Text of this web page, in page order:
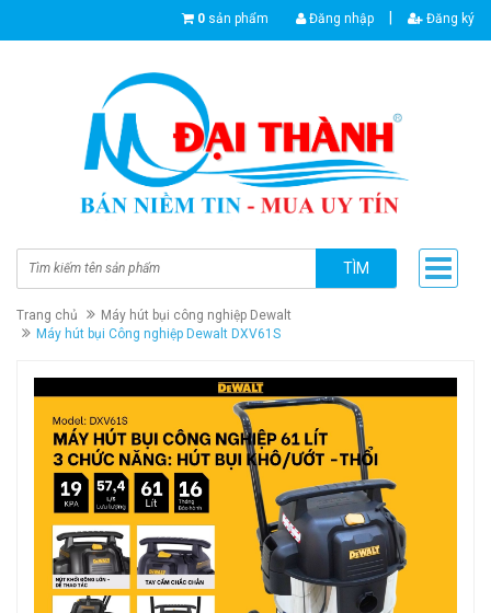
0 sản phẩm Đăng nhập Đăng ký
TÌM
Trang chủ
Máy hút bụi công nghiệp Dewalt
Máy hút bụi Công nghiệp Dewalt DXV61S